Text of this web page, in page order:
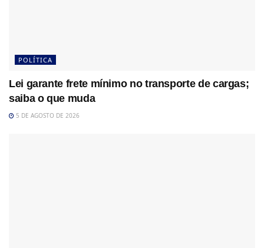
POLÍTICA
Lei garante frete mínimo no transporte de cargas;
saiba o que muda
5 DE AGOSTO DE 2026